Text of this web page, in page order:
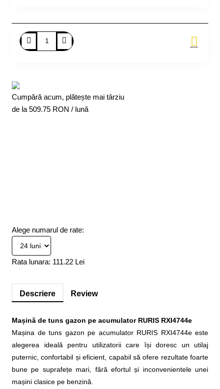
Cumpără acum, plătește mai târziu
de la 509.75 RON / lună
Alege numarul de rate:
Rata lunara: 111.22 Lei
Descriere Review
Mașină de tuns gazon pe acumulator RURIS RXI4744e
Mașina de tuns gazon pe acumulator RURIS RXI4744e este
alegerea ideală pentru utilizatorii care își doresc un utilaj
puternic, confortabil și eficient, capabil să ofere rezultate foarte
bune pe suprafețe mari, fără efortul și inconvenientele unei
mașini clasice pe benzină.